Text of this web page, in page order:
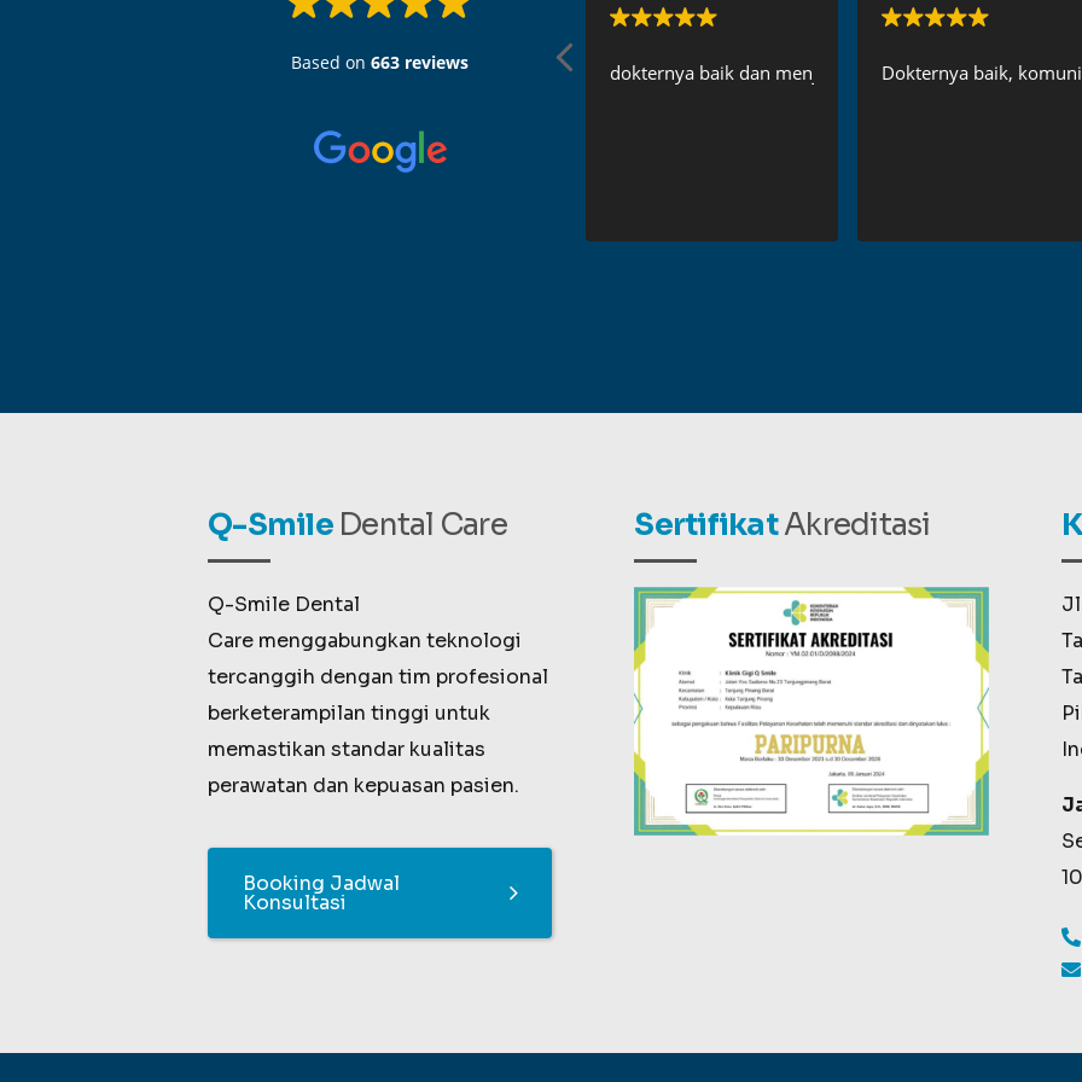
Based on 663 reviews dokternya baik dan menjelaskan secara detail
Dokternya baik,
Q-Smile Dental Care
Q-Smile Dental
Care menggabungkan teknologi
tercanggih dengan tim profesional
berketerampilan tinggi untuk
memastikan standar kualitas
perawatan dan kepuasan pasien.
Booking Jadwal
Konsultasi
SertifikatAkreditasi